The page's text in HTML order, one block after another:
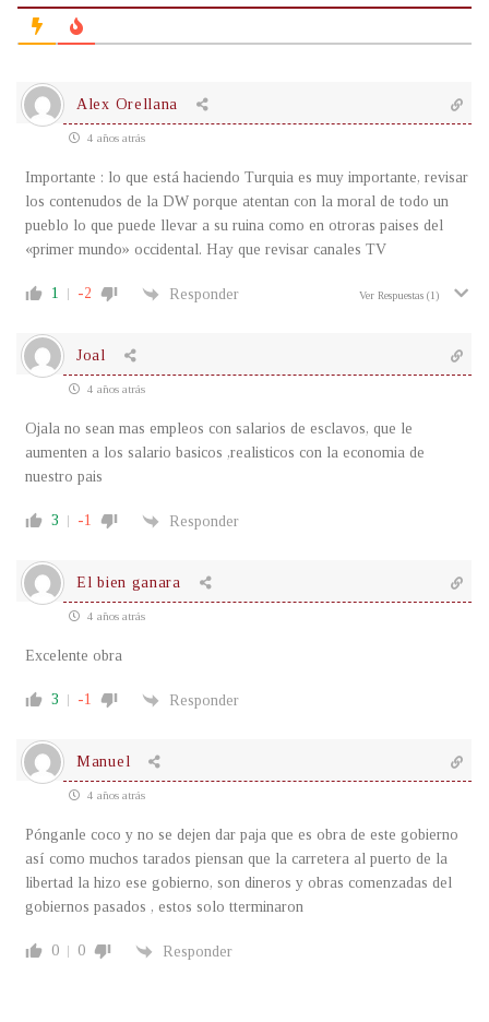
Alex Orellana
4 años atrás
Importante : lo que está haciendo Turquia es muy importante, revisar
los contenudos de la DW porque atentan con la moral de todo un
pueblo lo que puede llevar a su ruina como en otroras paises del
«primer mundo» occidental. Hay que revisar canales TV
1 -2 Responder Ver Respuestas (1)
Joal
4 años atrás
Ojala no sean mas empleos con salarios de esclavos, que le
aumenten a los salario basicos ,realisticos con la economia de
nuestro pais
3 -1 Responder
El bien ganara
4 años atrás
Excelente obra
3 -1 Responder
Manuel
4 años atrás
Pónganle coco y no se dejen dar paja que es obra de este gobierno
así como muchos tarados piensan que la carretera al puerto de la
libertad la hizo ese gobierno, son dineros y obras comenzadas del
gobiernos pasados , estos solo tterminaron
0 0 Responder